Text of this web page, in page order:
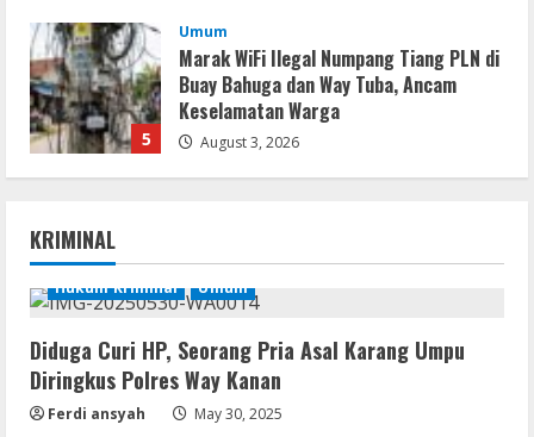
5
Umum
Marak WiFi Ilegal Numpang Tiang PLN di
Buay Bahuga dan Way Tuba, Ancam
Keselamatan Warga
August 3, 2026
1
Kanan
August 5, 2026
Umum
Profil AKBP Ramadhona, Eks Perwira
Brimob Papua Kini Jabat Kapolres Way
Kanan,Masyarakat Ogan Di Lampung
KRIMINAL
Hukum Kriminal Umum
Diduga Curi HP, Seorang Pria Asal Karang Umpu
Diringkus Polres Way Kanan
Ferdi ansyah May 30, 2025